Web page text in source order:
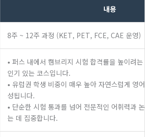
내용
8주 ~ 12주 과정 (KET, PET, FCE, CAE 운영)
• 퍼스 내에서 캠브리지 시험 합격률을 높이려
인기 있는 코스입니다.
• 유럽권 학생 비중이 매우 높아 자연스럽게 영
성됩니다.
• 단순한 시험 통과를 넘어 전문적인 어휘력과
는 데 집중합니다.